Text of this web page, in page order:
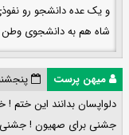
و یک عده دانشجو رو
شاه هم به دانشجوی
میهن پرست
پنجشنبه ۱۰ مهر ۱۴۰۴
دلواپسان بدانند این ختم
جشنی برای صهیون ! جشنی